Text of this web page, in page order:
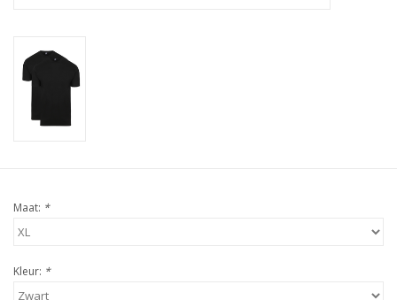
Maat: *
Kleur: *